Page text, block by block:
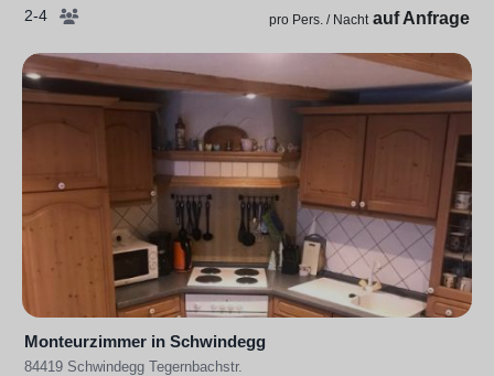
2-4 pro Pers. / Nacht auf Anfrage
Monteurzimmer in Schwindegg
84419 Schwindegg Tegernbachstr.